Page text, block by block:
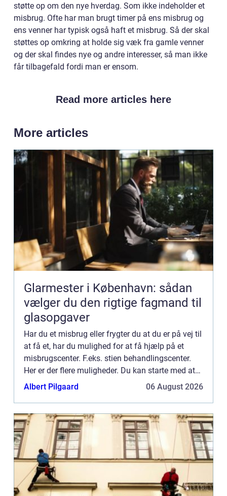
støtte op om den nye hverdag. Som ikke indeholder et
misbrug. Ofte har man brugt timer på ens misbrug og
ens venner har typisk også haft et misbrug. Så der skal
støttes op omkring at holde sig væk fra gamle venner
og der skal findes nye og andre interesser, så man ikke
får tilbagefald fordi man er ensom.
Read more articles here
More articles
Glarmester i København: sådan
vælger du den rigtige fagmand til
glasopgaver
Har du et misbrug eller frygter du at du er på vej til
at få et, har du mulighed for at få hjælp på et
misbrugscenter. F.eks. stien behandlingscenter.
Her er der flere muligheder. Du kan starte med at
få en uforpli...
Albert Pilgaard 06 August 2026